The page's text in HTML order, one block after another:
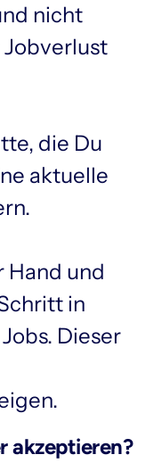
nicht
die Du
aktuelle
Hand und
in
Dieser
akzeptieren?